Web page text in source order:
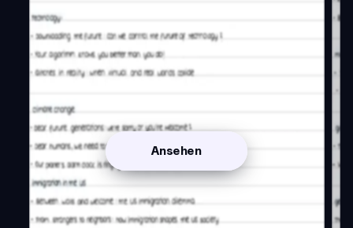
Ansehen